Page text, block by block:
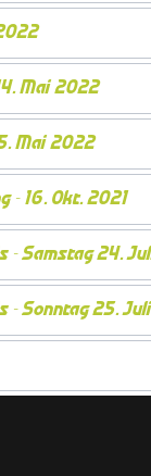
Mai 2022
Mai 2022
- 16. Okt. 2021
- Samstag 24.
- Sonntag 25.